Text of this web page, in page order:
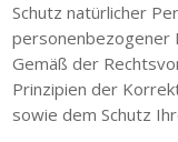
Schutz natürlicher
personenbezogener
Gemäß der
Prinzipien der
sowie dem Schutz